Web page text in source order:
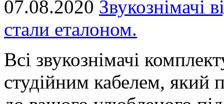
07.08.2020 Звукознімачі
стали еталоном.
Всі звукознімачі
студійним кабелем, який